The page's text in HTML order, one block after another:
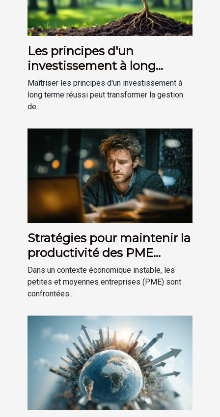
Les principes d'un
investissement à long
terme réussi
Maîtriser les principes d'un investissement à
long terme réussi peut transformer la gestion
de...
Stratégies pour maintenir la
productivité des PME
durant les périodes de crise
économique
Dans un contexte économique instable, les
petites et moyennes entreprises (PME) sont
confrontées...